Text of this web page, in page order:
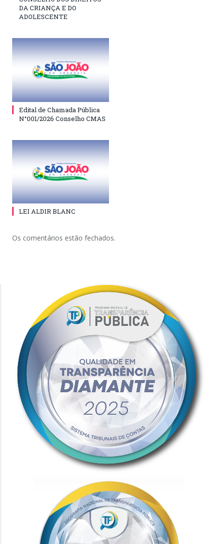
DA CRIANÇA E DO
ADOLESCENTE
Edital de Chamada Pública
N°001/2026 Conselho CMAS
LEI ALDIR BLANC
Os comentários estão fechados.